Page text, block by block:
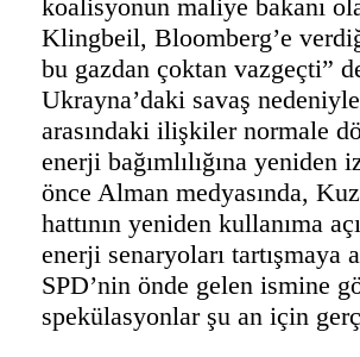
koalisyonun maliye bakanı
Klingbeil, Bloomberg’e
bu gazdan çoktan vazgeçti”
Ukrayna’daki savaş
arasındaki ilişkiler normale
enerji bağımlılığına
önce Alman medyasında,
hattının yeniden kullanıma
enerji senaryoları tartışmaya
SPD’nin önde gelen ismine
spekülasyonlar şu an için